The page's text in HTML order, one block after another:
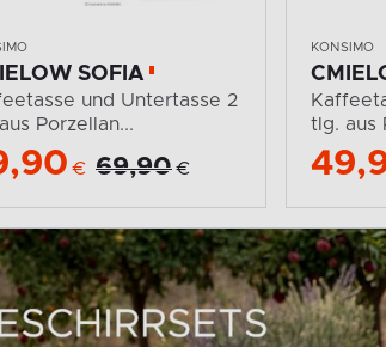
SOFIA
und Untertasse 2
Porzellan...
€ 69,90 €
KONSIMO
tlg. aus